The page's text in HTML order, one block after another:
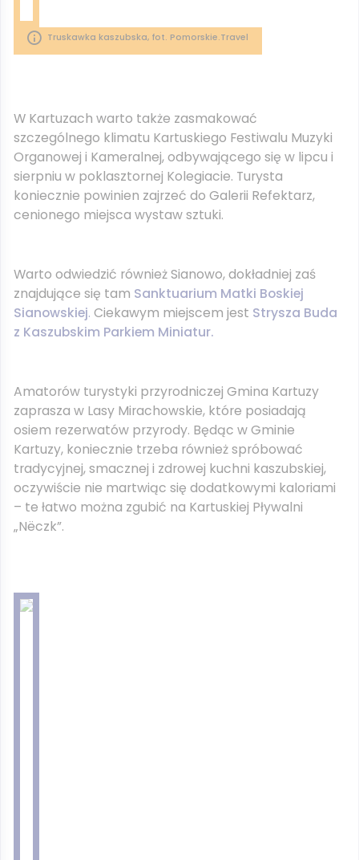
Truskawka kaszubska, fot. Pomorskie.Travel
W Kartuzach warto także zasmakować
szczególnego klimatu Kartuskiego Festiwalu Muzyki
Organowej i Kameralnej, odbywającego się w lipcu i
sierpniu w poklasztornej Kolegiacie. Turysta
koniecznie powinien zajrzeć do Galerii Refektarz,
cenionego miejsca wystaw sztuki.
Warto odwiedzić również Sianowo, dokładniej zaś
znajdujące się tam Sanktuarium Matki Boskiej
Sianowskiej. Ciekawym miejscem jest Strysza Buda
z Kaszubskim Parkiem Miniatur.
Amatorów turystyki przyrodniczej Gmina Kartuzy
zaprasza w Lasy Mirachowskie, które posiadają
osiem rezerwatów przyrody. Będąc w Gminie
Kartuzy, koniecznie trzeba również spróbować
tradycyjnej, smacznej i zdrowej kuchni kaszubskiej,
oczywiście nie martwiąc się dodatkowymi kaloriami
– te łatwo można zgubić na Kartuskiej Pływalni
„Nëczk”.